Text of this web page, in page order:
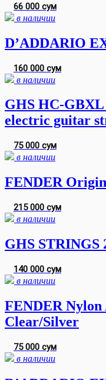
66 000 сум
в наличии
D’ADDARIO
160 000 сум
в наличии
GHS HC-
electric guitar
75 000 сум
в наличии
FENDER
215 000 сум
в наличии
GHS STRINGS
140 000 сум
в наличии
FENDER Nylon
Clear/Silver
75 000 сум
в наличии